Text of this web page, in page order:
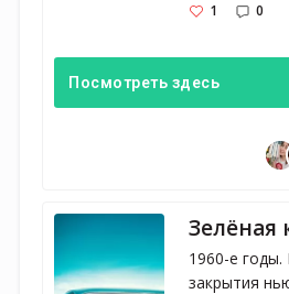
1 0
Посмотреть здесь
Зелёная
1960-е годы.
закрытия